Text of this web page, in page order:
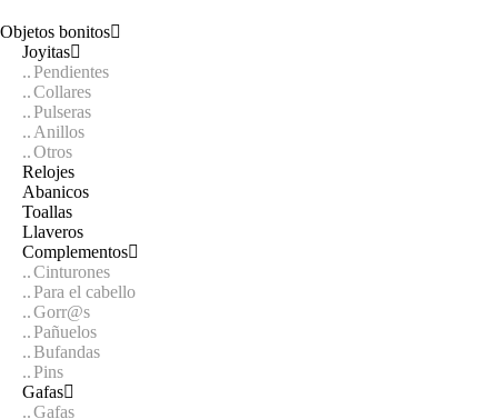
Objetos bonitos
Joyitas
Pendientes
Collares
Pulseras
Anillos
Otros
Relojes
Abanicos
Toallas
Llaveros
Complementos
Cinturones
Para el cabello
Gorr@s
Pañuelos
Bufandas
Pins
Gafas
Gafas